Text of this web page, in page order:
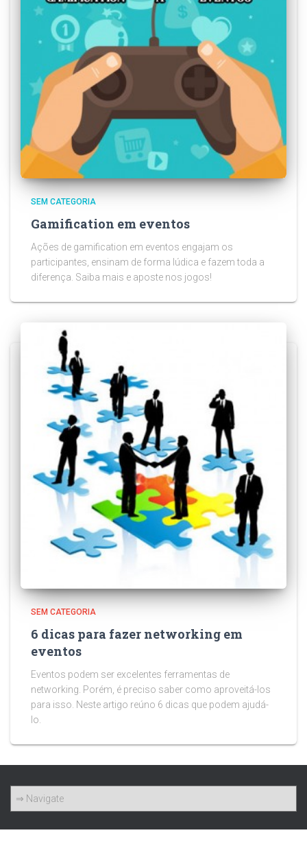
SEM CATEGORIA
Gamification em eventos
Ações de gamification em eventos engajam os
participantes, ensinam de forma lúdica e fazem toda a
diferença. Saiba mais e aposte nos jogos!
SEM CATEGORIA
6 dicas para fazer networking em
eventos
Eventos podem ser excelentes ferramentas de
networking. Porém, é preciso saber como aproveitá-los
para isso. Neste artigo reúno 6 dicas que podem ajudá-
lo.